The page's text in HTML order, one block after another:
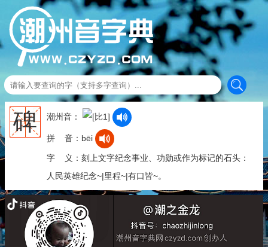
碑 潮州音：
拼 音：bēi
字 义：刻上文字纪念事业、功勋或作为标记的石头：
人民英雄纪念~|里程~|有口皆~。